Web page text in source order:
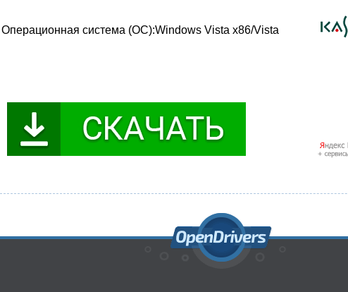
система (ОС):Windows Vista x86/Vista